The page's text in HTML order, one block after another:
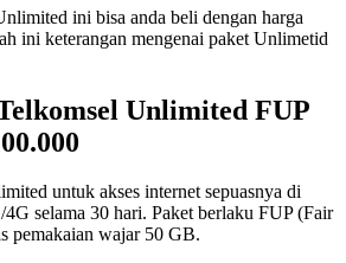
ini bisa anda beli dengan harga
ini keterangan mengenai paket Unlimetid
Unlimited FUP
untuk akses internet sepuasnya di
selama 30 hari. Paket berlaku FUP (Fair
pemakaian wajar 50 GB.